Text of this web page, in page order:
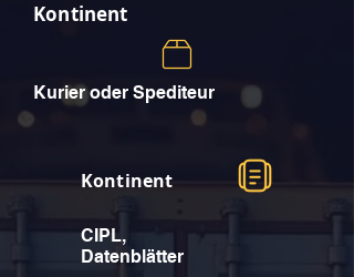
Kontinent
Kurier oder Spediteur
Kontinent
CIPL,
Datenblätter